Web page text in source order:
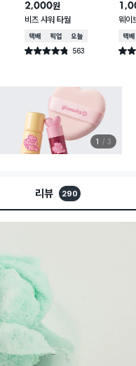
2,000원
비즈 샤워 타월
택배배송매장픽업오늘배송
별점 4.8점 563
건 작성
웨이
택배
별점
1 3
리뷰 290